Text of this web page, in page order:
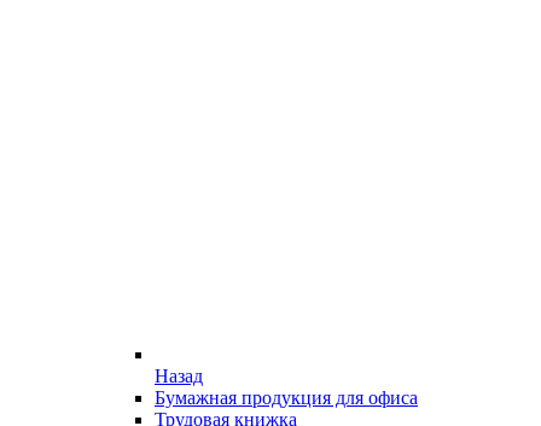
Назад
Бумажная продукция для офиса
Трудовая книжка